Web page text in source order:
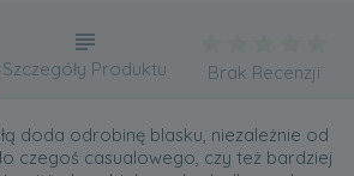
doda odrobinę blasku, niezależnie od
czegoś casualowego, czy też bardziej
Szczegóły Produktu Brak Recenzji